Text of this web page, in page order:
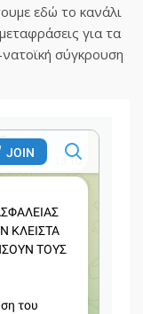
εδώ το κανάλι
για τα
σύγκρουση